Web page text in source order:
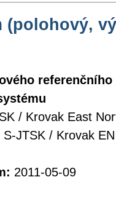
(polohový,
referenčního
/ Krovak East
S-JTSK / Krovak EN
2011-05-09